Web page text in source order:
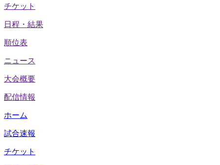
チケット
日程・結果
順位表
ニュース
大会概要
配信情報
ホーム
試合速報
チケット